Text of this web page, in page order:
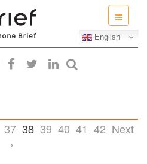
37 38 39 40 41 42 Next
›
English